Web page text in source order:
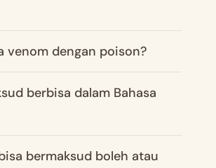
venom dengan poison?
berbisa dalam Bahasa
bermaksud boleh atau